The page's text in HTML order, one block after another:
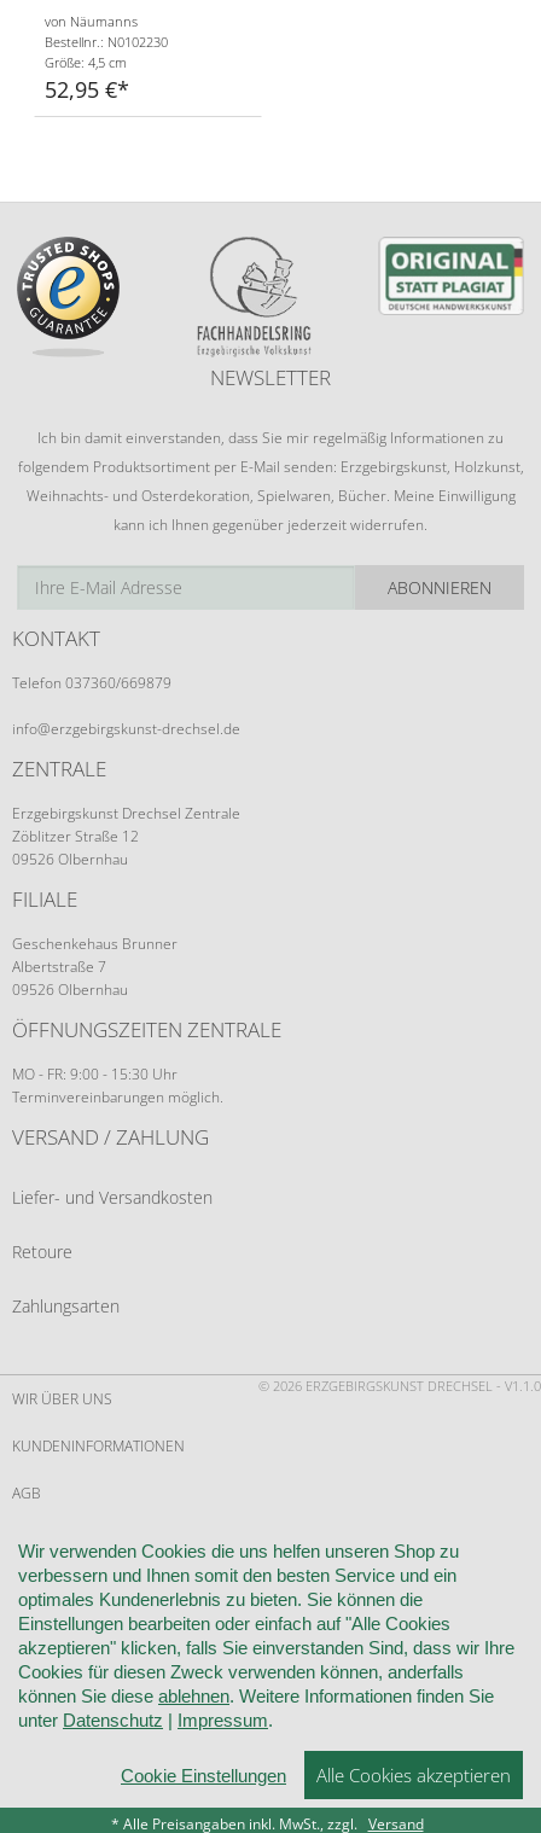
von Näumanns
Bestellnr.: N0102230
Größe: 4,5 cm
52,95 €
NEWSLETTER
Ich bin damit einverstanden, dass Sie mir regelmäßig Informationen zu
folgendem Produktsortiment per E-Mail senden: Erzgebirgskunst, Holzkunst,
Weihnachts- und Osterdekoration, Spielwaren, Bücher. Meine Einwilligung
kann ich Ihnen gegenüber jederzeit widerrufen.
ABONNIEREN
KONTAKT
Telefon 037360/669879
info@erzgebirgskunst-drechsel.de
ZENTRALE
Erzgebirgskunst Drechsel Zentrale
Zöblitzer Straße 12
09526 Olbernhau
FILIALE
Geschenkehaus Brunner
Albertstraße 7
09526 Olbernhau
ÖFFNUNGSZEITEN ZENTRALE
MO - FR: 9:00 - 15:30 Uhr
Terminvereinbarungen möglich.
VERSAND / ZAHLUNG
Liefer- und Versandkosten
Retoure
Zahlungsarten
© 2026 ERZGEBIRGSKUNST DRECHSEL - V1.1.0
WIR ÜBER UNS
KUNDENINFORMATIONEN
AGB
WIDERRUF
VERTRAG WIDERRUFEN
KONTAKT
DATENSCHUTZ
COOKIE-EINSTELLUNGEN
* Alle Preisangaben inkl. MwSt., zzgl. Versand
Wir verwenden Cookies die uns helfen unseren Shop zu
verbessern und Ihnen somit den besten Service und ein
optimales Kundenerlebnis zu bieten. Sie können die
Einstellungen bearbeiten oder einfach auf "Alle Cookies
akzeptieren" klicken, falls Sie einverstanden Sind, dass wir Ihre
Cookies für diesen Zweck verwenden können, anderfalls
können Sie diese ablehnen. Weitere Informationen finden Sie
unter Datenschutz | Impressum.
Cookie Einstellungen Alle Cookies akzeptieren